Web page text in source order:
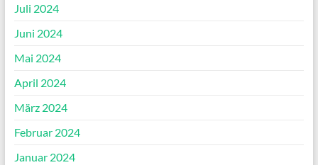
Juli 2024
Juni 2024
Mai 2024
April 2024
März 2024
Februar 2024
Januar 2024